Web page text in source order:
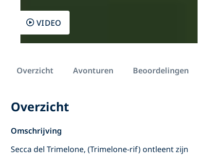
VIDEO
Overzicht Avonturen Beoordelingen
Overzicht
Omschrijving
Secca del Trimelone, (Trimelone-rif) ontleent zijn